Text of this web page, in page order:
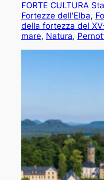
FORTE CULTURA
Fortezze dell'Elba,
della fortezza del
mare, Natura,